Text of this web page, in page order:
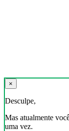
×
Desculpe,
Mas atualmente
uma vez.